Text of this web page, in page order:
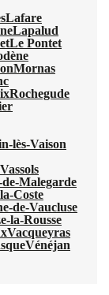
Lafare
Lapalud
Le Pontet
Mornas
Rochegude
lès-Vaison
Malegarde
Coste
de-Vaucluse
la-Rousse
Vacqueyras
Vénéjan